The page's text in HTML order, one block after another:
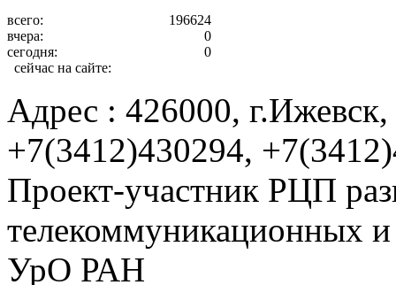
всего:
196624
вчера:
0
сегодня:
0
сейчас на сайте:
Адрес : 426000,
+7(3412)430294,
Проект-участник РЦП
телекоммуникационных
УрО РАН